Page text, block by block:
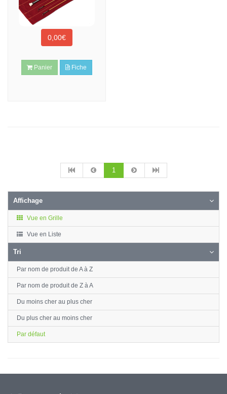
0,00€
Panier Fiche
1
Affichage
Vue en Grille
Vue en Liste
Tri
Par nom de produit de A à Z
Par nom de produit de Z à A
Du moins cher au plus cher
Du plus cher au moins cher
Par défaut